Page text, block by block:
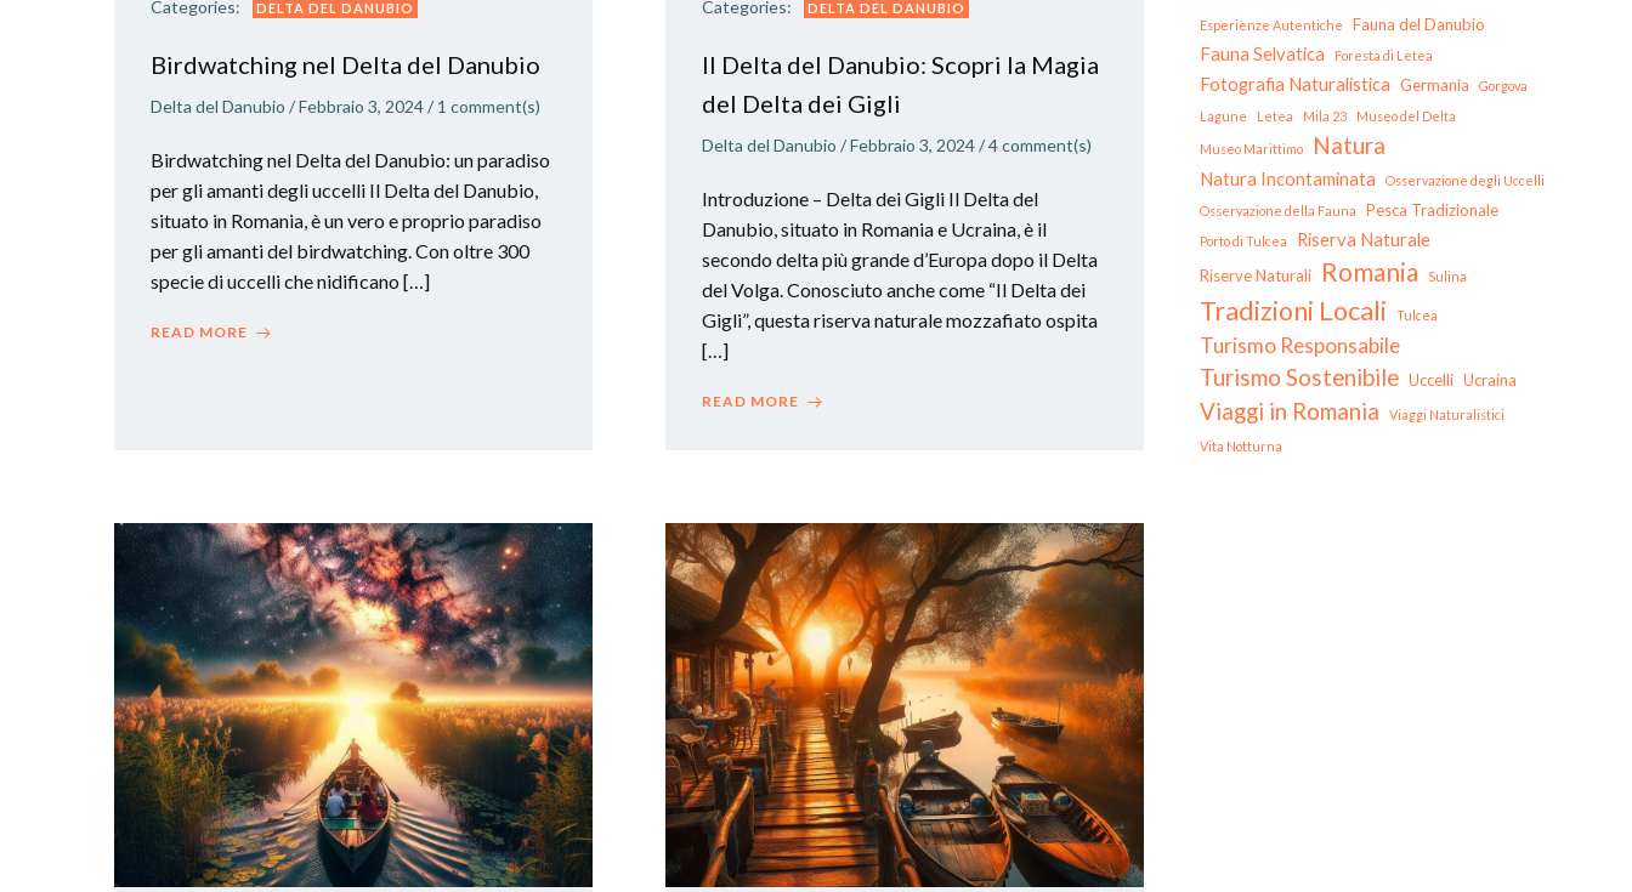
Categories: DELTA DEL DANUBIO
Birdwatching nel Delta del Danubio
Delta del Danubio /Febbraio 3, 2024/ 1 comment(s)
Birdwatching nel Delta del Danubio: un paradiso
per gli amanti degli uccelli Il Delta del Danubio,
situato in Romania, è un vero e proprio paradiso
per gli amanti del birdwatching. Con oltre 300
specie di uccelli che nidificano […]
READ MORE
Categories: DELTA DEL DANUBIO
Il Delta del Danubio: Scopri la Magia
del Delta dei Gigli
Delta del Danubio /Febbraio 3, 2024/4comment(s)
Introduzione – Delta dei Gigli Il Delta del
Danubio, situato in Romania e Ucraina, è il
secondo delta più grande d’Europa dopo il Delta
del Volga. Conosciuto anche come “Il Delta dei
Gigli”, questa riserva naturale mozzafiato ospita
[…]
READ MORE
Esperienze Autentiche Fauna del Danubio
Fauna Selvatica Foresta di Letea
Fotografia Naturalistica Germania
Gorgova
Lagune
Letea Mila 23 Museo del Delta
Museo Marittimo Natura
Natura Incontaminata
Osservazione degli Uccelli
Osservazione della Fauna
Pesca Tradizionale
Porto di Tulcea Riserva Naturale
Riserve Naturali Romania Sulina
Tradizioni Locali Tulcea
Turismo Responsabile
Turismo Sostenibile Uccelli Ucraina
Viaggi in Romania
Viaggi Naturalistici
Vita Notturna